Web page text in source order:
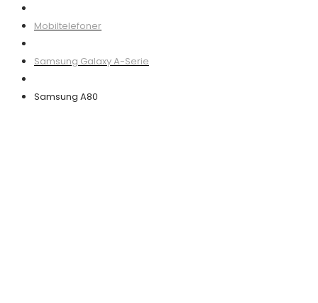
Mobiltelefoner
Samsung Galaxy A-Serie
Samsung A80